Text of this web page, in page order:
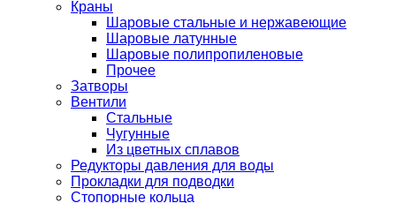
Краны
Шаровые стальные и нержавеющие
Шаровые латунные
Шаровые полипропиленовые
Прочее
Затворы
Вентили
Стальные
Чугунные
Из цветных сплавов
Редукторы давления для воды
Прокладки для подводки
Стопорные кольца